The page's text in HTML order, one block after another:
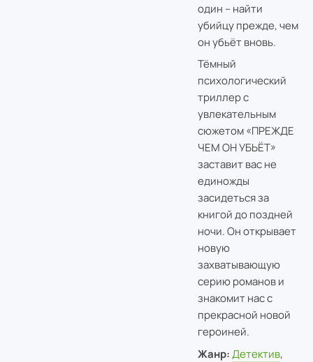
один – найти
убийцу прежде, чем
он убьёт вновь.
Тёмный
психологический
триллер с
увлекательным
сюжетом «ПРЕЖДЕ
ЧЕМ ОН УБЬЁТ»
заставит вас не
единожды
засидеться за
книгой до поздней
ночи. Он открывает
новую
захватывающую
серию романов и
знакомит нас с
прекрасной новой
героиней.
Жанр: Детектив,